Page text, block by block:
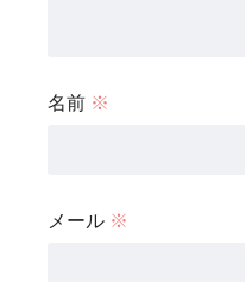
名前 ※
メール ※